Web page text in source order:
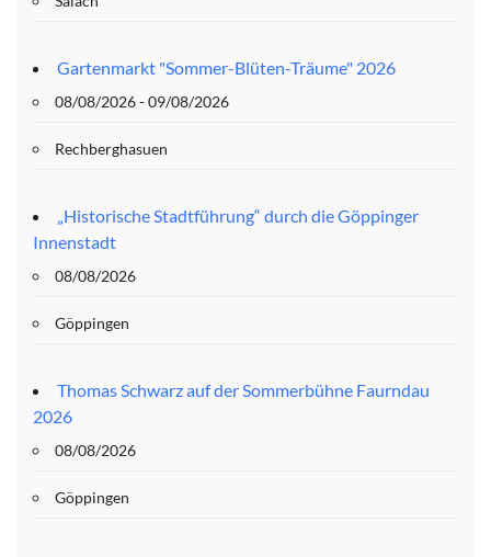
Gartenmarkt "Sommer-Blüten-Träume" 2026
08/08/2026 - 09/08/2026
Rechberghasuen
„Historische Stadtführung“ durch die Göppinger
Innenstadt
08/08/2026
Göppingen
Thomas Schwarz auf der Sommerbühne Faurndau
2026
08/08/2026
Göppingen